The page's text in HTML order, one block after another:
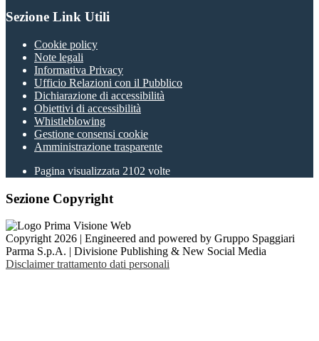
Sezione Link Utili
Cookie policy
Note legali
Informativa Privacy
Ufficio Relazioni con il Pubblico
Dichiarazione di accessibilità
Obiettivi di accessibilità
Whistleblowing
Gestione consensi cookie
Amministrazione trasparente
Pagina visualizzata 2102 volte
Sezione Copyright
Copyright 2026 | Engineered and powered by Gruppo Spaggiari
Parma S.p.A. | Divisione Publishing & New Social Media
Disclaimer trattamento dati personali